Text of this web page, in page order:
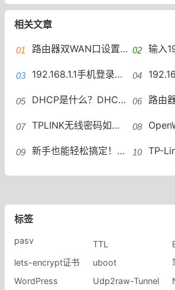
相关文章
路由器双WAN口设置一些常见问题路由器双WAN口设置踩坑 输入192.168.1.1出
192.168.1.1手机登录路由器修改wifi密码？ 192.168.1.1路
DHCP是什么？DHCP原理与配置详解DHCP设置 路由器桥接配置
TPLINK无线密码如何设置？无线密码修改与强度提升 OpenWrt路由器
新手也能轻松搞定！路由器设置全攻略路由器设置教程与优化 TP-Link密码忘
标签
pasv TTL
lets-encrypt证书
uboot
WordPress
Udp2raw-Tunnel